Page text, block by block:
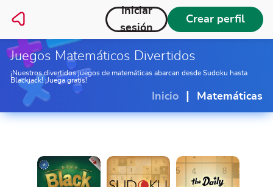
Iniciar
sesión
Crear perfil
Juegos Matemáticos Divertidos
¡Nuestros divertidos juegos de matemáticas abarcan desde Sudoku hasta
Blackjack! ¡Juega gratis!
Inicio Matemáticas